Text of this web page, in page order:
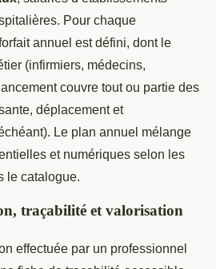
Pour chaque
annuel est défini, dont le
(infirmiers, médecins,
couvre tout ou partie des
déplacement et
Le plan annuel mélange
et numériques selon les
le catalogue.
traçabilité et valorisation
effectuée par un professionnel